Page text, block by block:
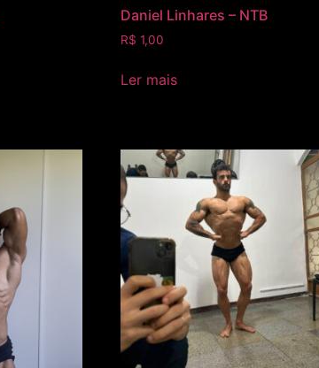
Daniel Linhares – NTB
R$ 1,00
Ler mais